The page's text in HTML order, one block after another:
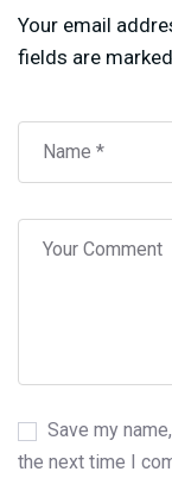
Your email
fields are marked
Save my
the next time I